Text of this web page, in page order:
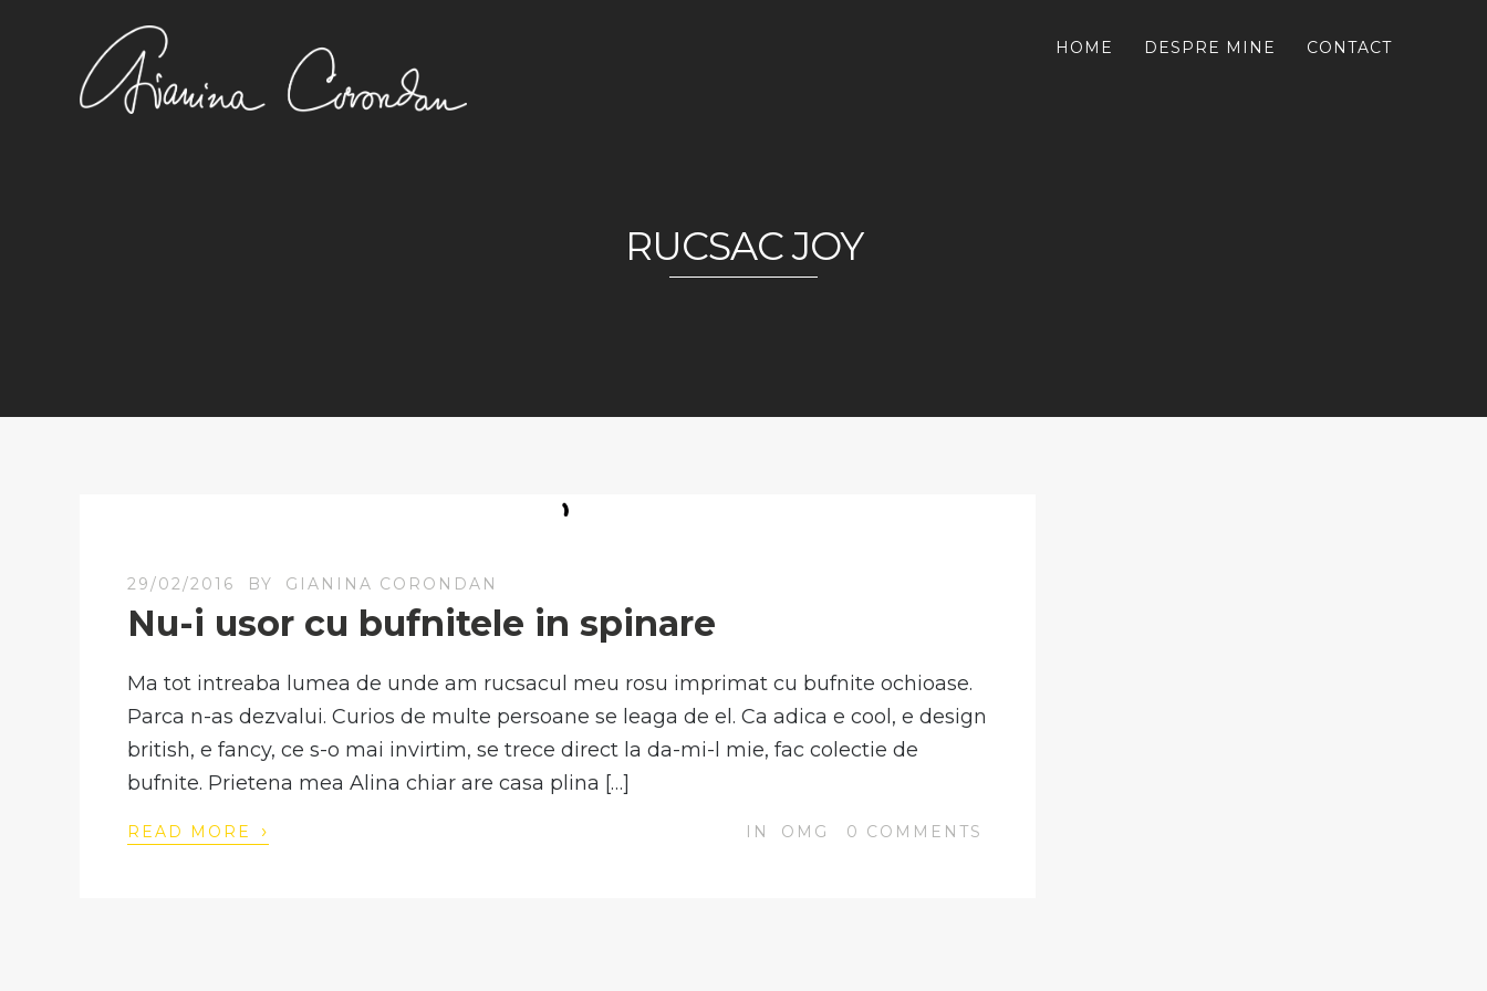
HOME DESPRE MINE CONTACT
RUCSAC JOY
29/02/2016 BY GIANINA CORONDAN
Nu-i usor cu bufnitele in spinare
Ma tot intreaba lumea de unde am rucsacul meu rosu imprimat cu bufnite ochioase.
Parca n-as dezvalui. Curios de multe persoane se leaga de el. Ca adica e cool, e design
british, e fancy, ce s-o mai invirtim, se trece direct la da-mi-l mie, fac colectie de
bufnite. Prietena mea Alina chiar are casa plina […]
READ MORE › IN OMG 0 COMMENTS